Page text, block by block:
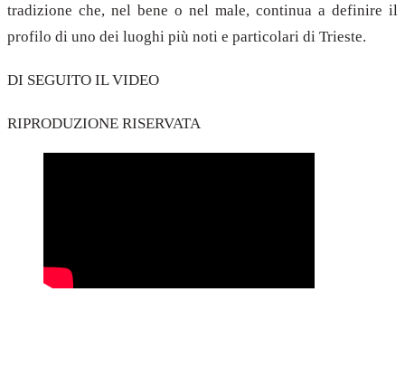
tradizione che, nel bene o nel male, continua a definire il
profilo di uno dei luoghi più noti e particolari di Trieste.
DI SEGUITO IL VIDEO
RIPRODUZIONE RISERVATA